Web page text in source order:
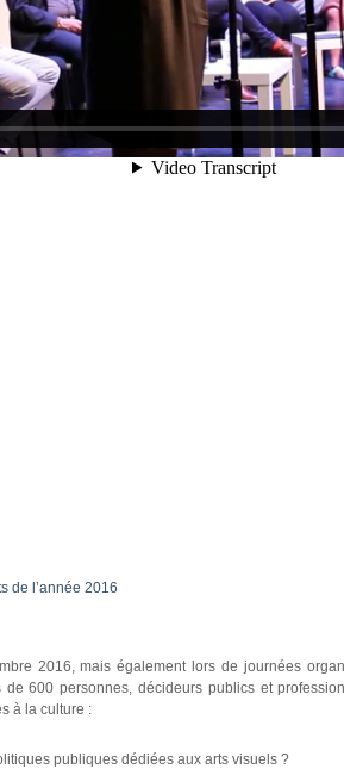
de l’année 2016
2016, mais également lors de journées
600 personnes, décideurs publics et
à la culture :
publiques dédiées aux arts visuels ?